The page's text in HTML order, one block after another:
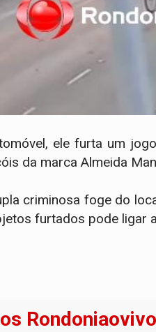
ele furta um
da marca Almeida
criminosa foge do
furtados pode ligar